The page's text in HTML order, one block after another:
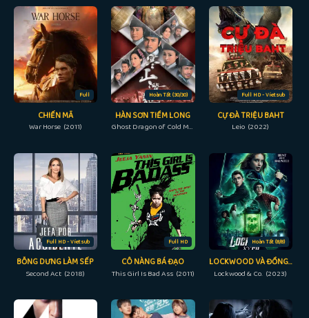
Full
CHIẾN MÃ
War Horse (2011)
Hoàn Tất (30/30)
HÀN SƠN TIỀM LONG
Ghost Dragon of Cold Mountain (2014)
Full HD - Vietsub
CỰ ĐÀ TRIỆU BAHT
Leio (2022)
Full HD - Vietsub
BỖNG DƯNG LÀM SẾP
Second Act (2018)
Full HD
CÔ NÀNG BÁ ĐẠO
This Girl Is Bad Ass (2011)
Hoàn Tất (8/8)
LOCKWOOD VÀ ĐỒNG SỰ
Lockwood & Co. (2023)